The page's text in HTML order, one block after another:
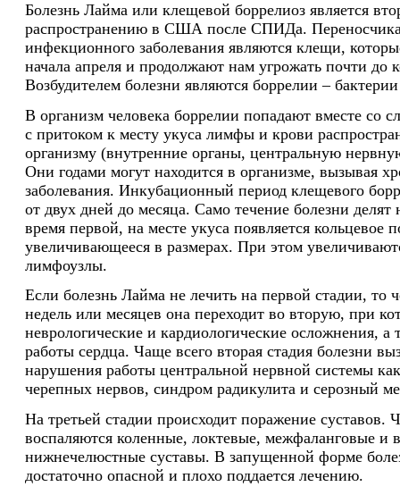
Болезнь Лайма или клещевой боррелиоз является
распространению в США после СПИДа.
инфекционного заболевания являются клещи,
начала апреля и продолжают нам угрожать почти до
Возбудителем болезни являются боррелии –
В организм человека боррелии попадают вместе со
с притоком к месту укуса лимфы и крови
организму (внутренние органы, центральную
Они годами могут находится в организме, вызывая
заболевания. Инкубационный период клещевого
от двух дней до месяца. Само течение болезни делят
время первой, на месте укуса появляется кольцевое
увеличивающееся в размерах. При этом
лимфоузлы.
Если болезнь Лайма не лечить на первой стадии, то
недель или месяцев она переходит во вторую, при
неврологические и кардиологические осложнения,
работы сердца. Чаще всего вторая стадия болезни
нарушения работы центральной нервной системы
черепных нервов, синдром радикулита и серозный
На третьей стадии происходит поражение суставов.
воспаляются коленные, локтевые, межфаланговые и
нижнечелюстные суставы. В запущенной форме
достаточно опасной и плохо поддается лечению.